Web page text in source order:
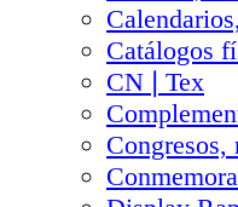
Catálogos
CN❘Tex
Congresos,